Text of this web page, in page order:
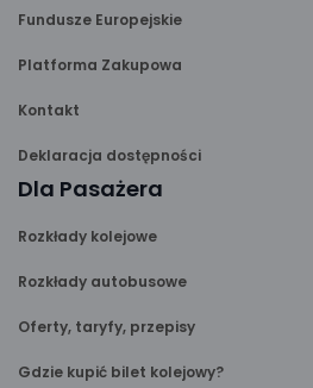
Fundusze Europejskie
Platforma Zakupowa
Kontakt
Deklaracja dostępności
Dla Pasażera
Rozkłady kolejowe
Rozkłady autobusowe
Oferty, taryfy, przepisy
Gdzie kupić bilet kolejowy?